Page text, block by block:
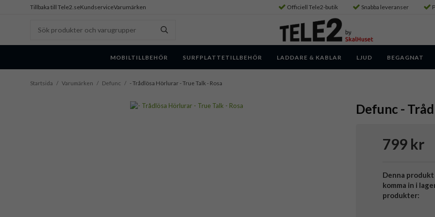
Tillbaka till Tele2.seKundserviceVarumärken Officiell Tele2-butik Snabba leveranser
MOBILTILLBEHÖR SURFPLATTETILLBEHÖR LADDARE & KABLAR LJUD BEGAGNAT
Startsida / Varumärken / Defunc / - Trådlösa Hörlurar - True Talk - Rosa
Defunc -
799 kr
Denna
komma in i
produkter: